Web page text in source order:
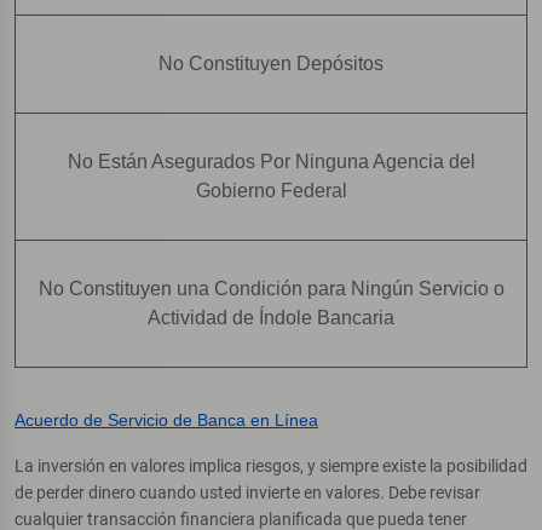
No Constituyen Depósitos
No Están Asegurados Por Ninguna Agencia del
Gobierno Federal
No Constituyen una Condición para Ningún Servicio o
Actividad de Índole Bancaria
Acuerdo de Servicio de Banca en Línea
La inversión en valores implica riesgos, y siempre existe la posibilidad
de perder dinero cuando usted invierte en valores. Debe revisar
cualquier transacción financiera planificada que pueda tener